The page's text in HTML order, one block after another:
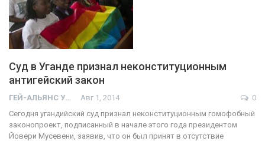
Суд в Уганде признал неконституционным
антигейский закон
ГЕЙ-АЛЬЯНС УКРАИНА Авг 1, 2014
0
Сегодня угандийский суд признал неконституционным гомофобный
законопроект, подписанный в начале этого года президентом
Йовери Мусевени, заявив, что он был принят в отсутствие